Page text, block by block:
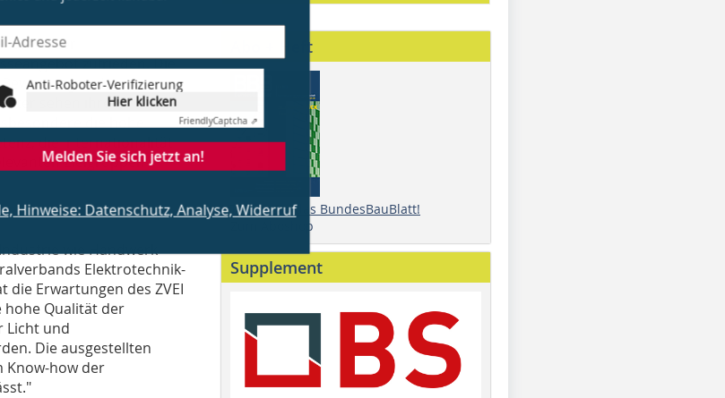
und/oder
zufrieden. Die
der
sehen ihre
die hohe
die Internationalität
Zielgruppen
wie Handwerk
Elektrotechnik-
die Erwartungen des ZVEI
hohe Qualität der
Licht und
Die ausgestellten
Know-how der
Anti-Roboter-Verifizierung
Hier klicken
Melden Sie sich jetzt an!
Hinweise: Datenschutz, Analyse, Widerruf
Abo + Heft
Testen Sie das BundesBauBlatt!
Zum Aboshop
Supplement